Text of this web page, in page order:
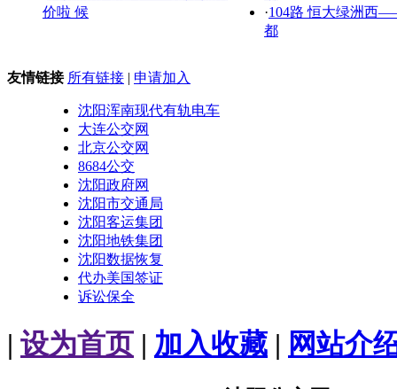
价啦 候
·104路 恒大绿洲西
都
友情链接 所有链接 | 申请加入
沈阳浑南现代有轨电车
大连公交网
北京公交网
8684公交
沈阳政府网
沈阳市交通局
沈阳客运集团
沈阳地铁集团
沈阳数据恢复
代办美国签证
诉讼保全
| 设为首页 | 加入收藏 | 网站介